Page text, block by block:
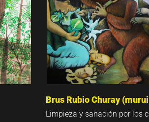
Brus Rubio Churay
Limpieza y sanación por los